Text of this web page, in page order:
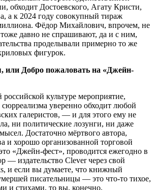
обходит Достоевского, Агату Кристи,
а к 2024 году совокупный тираж
Фёдор Михайлович, впрочем, не
давно не спрашивают, да и с ним,
проделывали примерно то же
фигурок.
или Добро пожаловать на «Джейн-
культуре мероприятие,
сюрреализма уверенно обходит любой
галеристов, — и для этого ему не
ни политические лозунги, ни даже
Достаточно мёртвого автора,
и хорошо организованной торговой
«Джейн-фест», проводится ежегодно в
— издательство Clever через свой
и если вы думаете, что книжный
писательницы — это что-то тихое,
и стихами, то вы, конечно,